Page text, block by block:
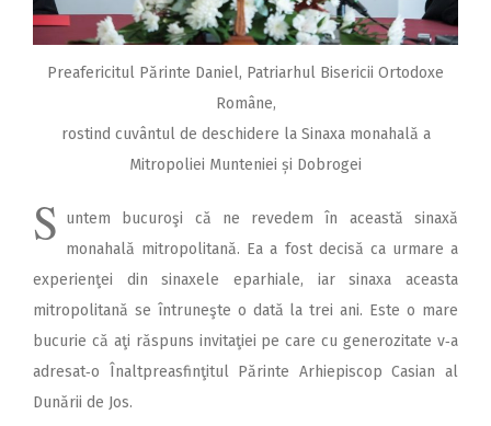
Preafericitul Părinte Daniel, Patriarhul Bisericii Ortodoxe
Române,
rostind cuvântul de deschidere la Sinaxa monahală a
Mitropoliei Munteniei și Dobrogei
S untem bucuroşi că ne revedem în această sinaxă
monahală mitropolitană. Ea a fost decisă ca urmare a
experienţei din sinaxele eparhiale, iar sinaxa aceasta
mitropolitană se întruneşte o dată la trei ani. Este o mare
bucurie că aţi răspuns invitaţiei pe care cu generozitate v‑a
adresat‑o Înaltpreasfinţitul Părinte Arhiepiscop Casian al
Dunării de Jos.